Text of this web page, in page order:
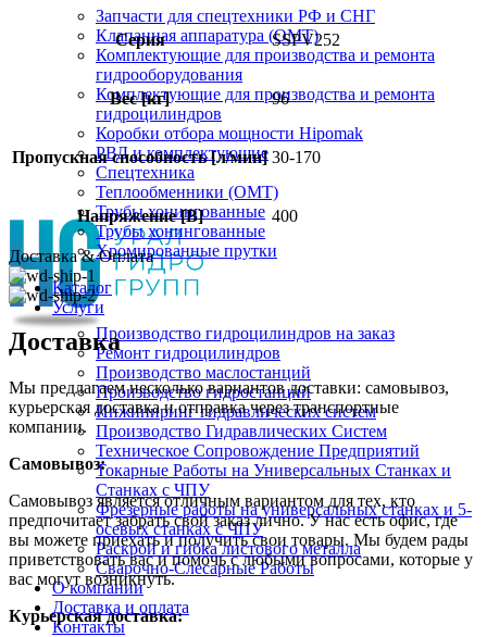
Запчасти для спецтехники РФ и СНГ
Клапанная аппаратура (OMT)
Комплектующие для производства и ремонта
гидрооборудования
Комплектующие для производства и ремонта
гидроцилиндров
Коробки отбора мощности Hipomak
РВД и комплектующие
Спецтехника
Теплообменники (OMT)
Трубы хонингованные
Трубы хонингованные
Хромированные прутки
Каталог
Услуги
Производство гидроцилиндров на заказ
Ремонт гидроцилиндров
Производство маслостанций
Производство гидростанций
Инжиниринг гидравлических систем
Производство Гидравлических Систем
Техническое Сопровождение Предприятий
Токарные Работы на Универсальных Станках и
Станках с ЧПУ
Фрезерные работы на универсальных станках и 5-
осевых станках с ЧПУ
Раскрой и гибка листового металла
Сварочно-Слесарные Работы
О компании
Доставка и оплата
Контакты
Серия SSPV252
Вес [кг] 96
Пропускная способность [л/мин] 30-170
Напряжение [В] 400
Доставка & Оплата
Доставка
Мы предлагаем несколько вариантов доставки: самовывоз,
курьерская доставка и отправка через транспортные
компании.
Самовывоз:
Самовывоз является отличным вариантом для тех, кто
предпочитает забрать свой заказ лично. У нас есть офис, где
вы можете приехать и получить свои товары. Мы будем рады
приветствовать вас и помочь с любыми вопросами, которые у
вас могут возникнуть.
Курьерская доставка: